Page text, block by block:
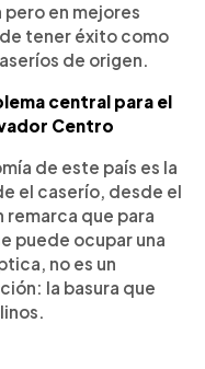
en mejores
tener éxito como
de origen.
central para el
Centro
de este país es la
el caserío, desde el
remarca que para
puede ocupar una
no es un
la basura que